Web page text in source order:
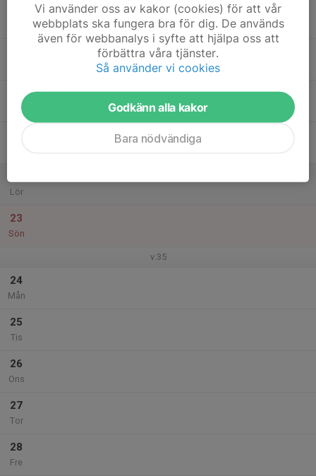
Tor
Lör
23
Sön
v.35
24
Mån
25
Tis
26
Ons
27
Tor
28
Fre
Vi använder oss av kakor (cookies) för att vår
webbplats ska fungera bra för dig. De används
även för webbanalys i syfte att hjälpa oss att
förbättra våra tjänster.
Så använder vi cookies
Godkänn alla kakor
Bara nödvändiga